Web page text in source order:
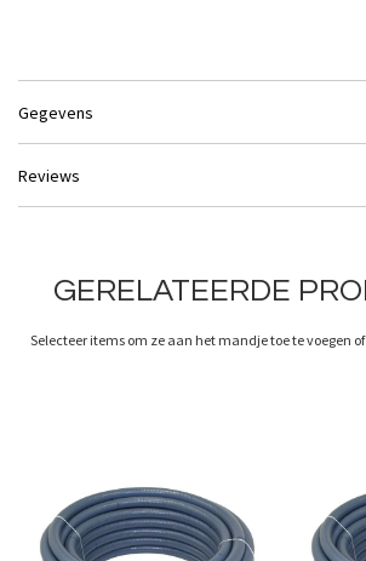
Gegevens
Reviews
GERELATEERDE
Selecteer items om ze aan het mandje toe te voegen of